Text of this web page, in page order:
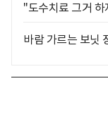
"도수치료 그거
바람 가르는 보닛